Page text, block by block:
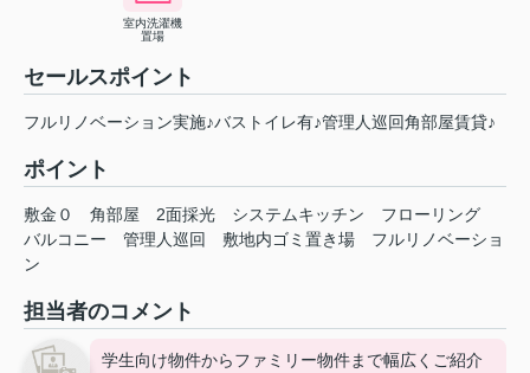
室内洗濯機
置場
セールスポイント
フルリノベーション実施♪バストイレ有♪管理人巡回角部屋賃貸♪
ポイント
敷金０ 角部屋 2面採光 システムキッチン
フローリング
バルコニー
管理人巡回 敷地内ゴミ置き場
フルリノベーショ
ン
担当者のコメント
学生向け物件からファミリー物件まで幅広くご紹介